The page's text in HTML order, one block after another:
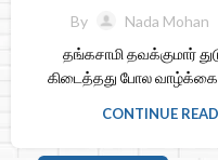
By Nada Mohan
தங்கசாமி தவக்குமார்
கிடைத்தது போல வாழ்க்கை
CONTINUE